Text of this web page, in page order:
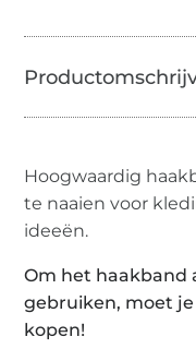
Hoogwaardig
te naaien voor
ideeën.
Om het haakband
gebruiken, moet
kopen!